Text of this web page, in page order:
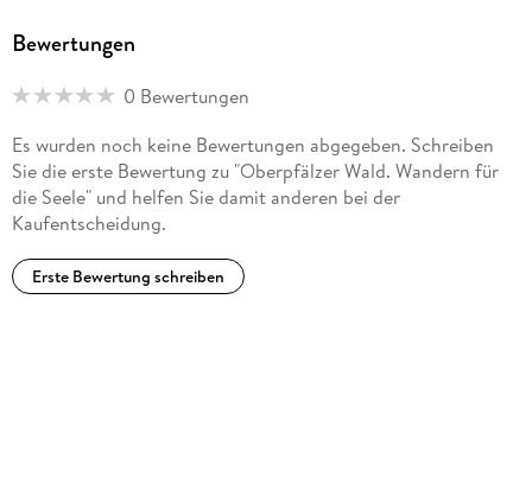
Bewertungen
0 Bewertungen
Es wurden noch keine Bewertungen abgegeben. Schreiben
Sie die erste Bewertung zu "Oberpfälzer Wald. Wandern für
die Seele" und helfen Sie damit anderen bei der
Kaufentscheidung.
Erste Bewertung schreiben